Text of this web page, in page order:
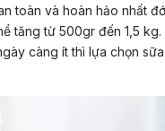
toàn và hoàn hảo nhất
tăng từ 500gr đến 1,5
càng ít thì lựa chọn